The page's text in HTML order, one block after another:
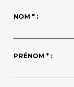
NOM * :
PRÉNOM * :